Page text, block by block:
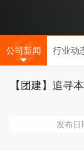
公司新闻 行业动
【团建】追寻
发布